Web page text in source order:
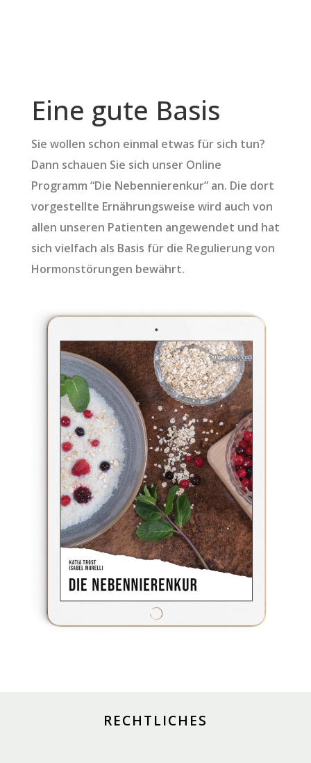
Eine gute Basis
Sie wollen schon einmal etwas für sich tun?
Dann schauen Sie sich unser Online
Programm “Die Nebennierenkur” an. Die dort
vorgestellte Ernährungsweise wird auch von
allen unseren Patienten angewendet und hat
sich vielfach als Basis für die Regulierung von
Hormonstörungen bewährt.
RECHTLICHES